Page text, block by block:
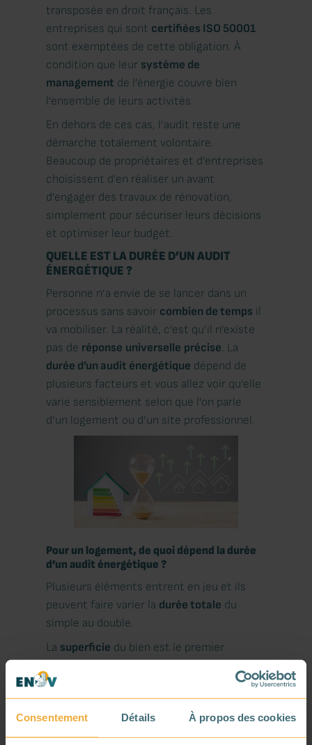
Consentement Détails À propos des cookies
transposée en droit français. Les
entreprises qui sont certifiées ISO 50001
sont exemptées de cette obligation. À
condition que leur système de
management de l’énergie couvre bien
l’ensemble de leurs activités.
En dehors de ces cas, l’audit reste une
démarche totalement volontaire.
Beaucoup de propriétaires et d’entreprises
choisissent d’en réaliser un avant
d’engager des travaux de rénovation,
simplement pour sécuriser leurs décisions
et optimiser leur budget.
QUELLE EST LA DURÉE D’UN AUDIT
ÉNERGÉTIQUE ?
Personne n’a envie de se lancer dans un
processus sans savoir combien de temps il
va mobiliser. La réalité, c’est qu’il n’existe
pas de réponse universelle précise. La
durée d’un audit énergétique dépend de
plusieurs facteurs et vous allez voir qu’elle
varie sensiblement selon que l’on parle
d’un logement ou d’un site professionnel.
Pour un logement, de quoi dépend la durée
d’un audit énergétique ?
Plusieurs éléments entrent en jeu et ils
peuvent faire varier la durée totale du
simple au double.
La superficie du bien est le premier
bien plus rapidement qu’une
maison de 180
m²avec combles, cave et dépendances
bien sûr. Plus le bâtiment est grand, plus la
visite est longue et plus l’analyse qui suit